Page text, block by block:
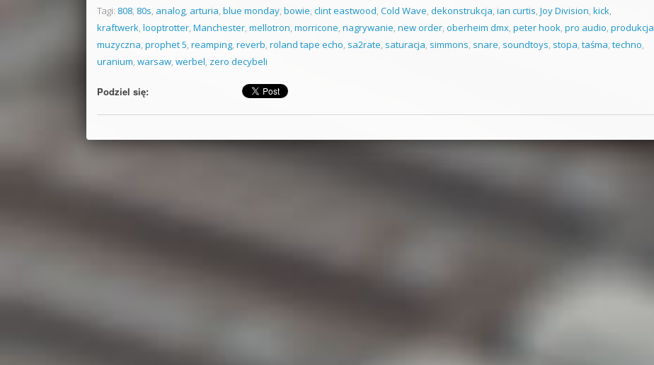
Tagi: 808, 80s, analog, arturia, blue monday, bowie, clint eastwood, Cold Wave, dekonstrukcja, ian curtis, Joy Division, kick,
kraftwerk, looptrotter, Manchester, mellotron, morricone, nagrywanie, new order, oberheim dmx, peter hook, pro audio, produkcja
muzyczna, prophet 5, reamping, reverb, roland tape echo, sa2rate, saturacja, simmons, snare, soundtoys, stopa, taśma, techno,
uranium, warsaw, werbel, zero decybeli
Podziel się: